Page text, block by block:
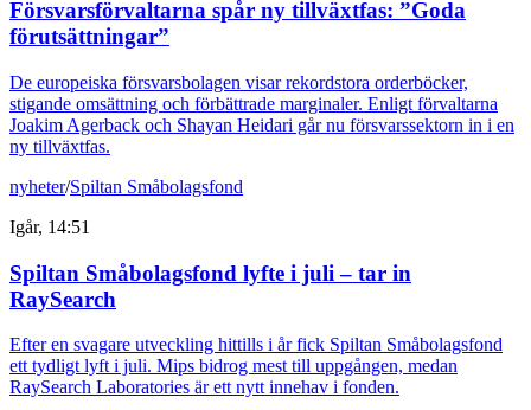
Försvarsförvaltarna spår ny tillväxtfas: ”Goda
förutsättningar”
De europeiska försvarsbolagen visar rekordstora orderböcker,
stigande omsättning och förbättrade marginaler. Enligt förvaltarna
Joakim Agerback och Shayan Heidari går nu försvarssektorn in i en
ny tillväxtfas.
nyheter/Spiltan Småbolagsfond
Igår, 14:51
Spiltan Småbolagsfond lyfte i juli – tar in
RaySearch
Efter en svagare utveckling hittills i år fick Spiltan Småbolagsfond
ett tydligt lyft i juli. Mips bidrog mest till uppgången, medan
RaySearch Laboratories är ett nytt innehav i fonden.